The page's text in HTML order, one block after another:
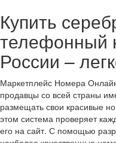
Купить
телефонный
России –
Маркетплейс Номера
продавцы со всей страны
размещать свои красивые
этом система проверяет
его на сайт. С помощью